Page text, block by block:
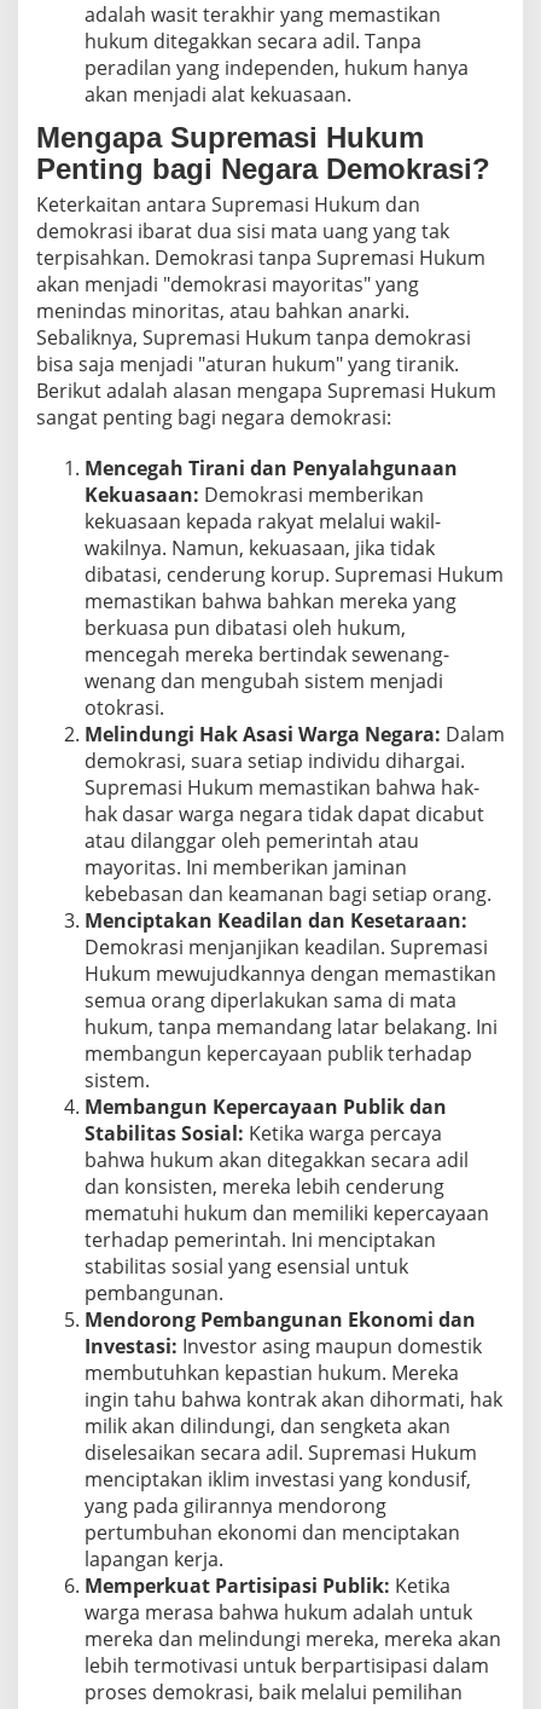
adalah wasit terakhir yang memastikan
hukum ditegakkan secara adil. Tanpa
peradilan yang independen, hukum hanya
akan menjadi alat kekuasaan.
Mengapa Supremasi Hukum
Penting bagi Negara Demokrasi?
Keterkaitan antara Supremasi Hukum dan
demokrasi ibarat dua sisi mata uang yang tak
terpisahkan. Demokrasi tanpa Supremasi Hukum
akan menjadi "demokrasi mayoritas" yang
menindas minoritas, atau bahkan anarki.
Sebaliknya, Supremasi Hukum tanpa demokrasi
bisa saja menjadi "aturan hukum" yang tiranik.
Berikut adalah alasan mengapa Supremasi Hukum
sangat penting bagi negara demokrasi:
Mencegah Tirani dan Penyalahgunaan
Kekuasaan: Demokrasi memberikan
kekuasaan kepada rakyat melalui wakil-
wakilnya. Namun, kekuasaan, jika tidak
dibatasi, cenderung korup. Supremasi Hukum
memastikan bahwa bahkan mereka yang
berkuasa pun dibatasi oleh hukum,
mencegah mereka bertindak sewenang-
wenang dan mengubah sistem menjadi
otokrasi.
Melindungi Hak Asasi Warga Negara: Dalam
demokrasi, suara setiap individu dihargai.
Supremasi Hukum memastikan bahwa hak-
hak dasar warga negara tidak dapat dicabut
atau dilanggar oleh pemerintah atau
mayoritas. Ini memberikan jaminan
kebebasan dan keamanan bagi setiap orang.
Menciptakan Keadilan dan Kesetaraan:
Demokrasi menjanjikan keadilan. Supremasi
Hukum mewujudkannya dengan memastikan
semua orang diperlakukan sama di mata
hukum, tanpa memandang latar belakang. Ini
membangun kepercayaan publik terhadap
sistem.
Membangun Kepercayaan Publik dan
Stabilitas Sosial: Ketika warga percaya
bahwa hukum akan ditegakkan secara adil
dan konsisten, mereka lebih cenderung
mematuhi hukum dan memiliki kepercayaan
terhadap pemerintah. Ini menciptakan
stabilitas sosial yang esensial untuk
pembangunan.
Mendorong Pembangunan Ekonomi dan
Investasi: Investor asing maupun domestik
membutuhkan kepastian hukum. Mereka
ingin tahu bahwa kontrak akan dihormati, hak
milik akan dilindungi, dan sengketa akan
diselesaikan secara adil. Supremasi Hukum
menciptakan iklim investasi yang kondusif,
yang pada gilirannya mendorong
pertumbuhan ekonomi dan menciptakan
lapangan kerja.
Memperkuat Partisipasi Publik: Ketika
warga merasa bahwa hukum adalah untuk
mereka dan melindungi mereka, mereka akan
lebih termotivasi untuk berpartisipasi dalam
proses demokrasi, baik melalui pemilihan